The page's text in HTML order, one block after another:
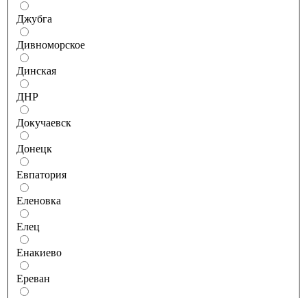
Джубга
Дивноморское
Динская
ДНР
Докучаевск
Донецк
Евпатория
Еленовка
Елец
Енакиево
Ереван